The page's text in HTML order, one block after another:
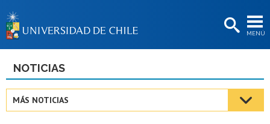
MENÚ
BIBLIOTECAS
Estudiantes
NOTICIAS
MÁS NOTICIAS